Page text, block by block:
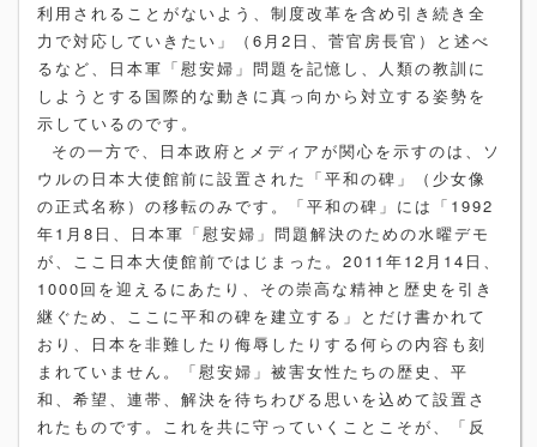
利用されることがないよう、制度改革を含め引き続き全
力で対応していきたい」（6月2日、菅官房長官）と述べ
るなど、日本軍「慰安婦」問題を記憶し、人類の教訓に
しようとする国際的な動きに真っ向から対立する姿勢を
示しているのです。
その一方で、日本政府とメディアが関心を示すのは、ソ
ウルの日本大使館前に設置された「平和の碑」（少女像
の正式名称）の移転のみです。「平和の碑」には「1992
年1月8日、日本軍「慰安婦」問題解決のための水曜デモ
が、ここ日本大使館前ではじまった。2011年12月14日、
1000回を迎えるにあたり、その崇高な精神と歴史を引き
継ぐため、ここに平和の碑を建立する」とだけ書かれて
おり、日本を非難したり侮辱したりする何らの内容も刻
まれていません。「慰安婦」被害女性たちの歴史、平
和、希望、連帯、解決を待ちわびる思いを込めて設置さ
れたものです。これを共に守っていくことこそが、「反